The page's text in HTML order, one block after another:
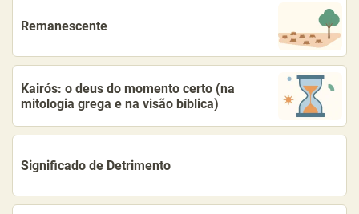
Remanescente
Kairós: o deus do momento certo (na
mitologia grega e na visão bíblica)
Significado de Detrimento